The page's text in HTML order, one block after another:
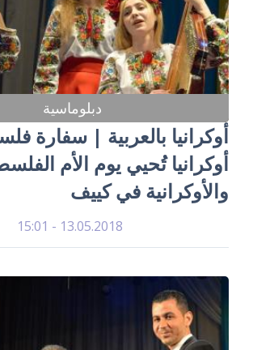
دبلوماسية
أوكرانيا بالعربية | سفارة
أوكرانيا تُحيي يوم الأم
والأوكرانية في كييف
13.05.2018 - 15:01